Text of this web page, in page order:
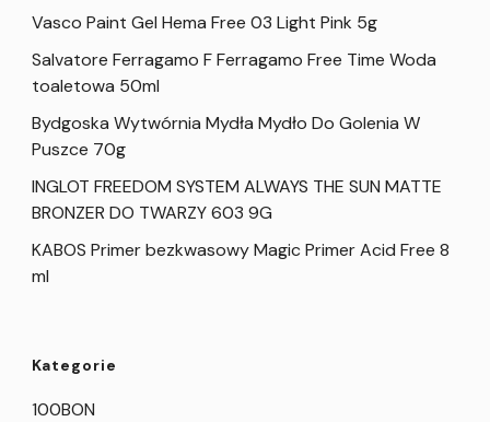
Vasco Paint Gel Hema Free 03 Light Pink 5g
Salvatore Ferragamo F Ferragamo Free Time Woda
toaletowa 50ml
Bydgoska Wytwórnia Mydła Mydło Do Golenia W
Puszce 70g
INGLOT FREEDOM SYSTEM ALWAYS THE SUN MATTE
BRONZER DO TWARZY 603 9G
KABOS Primer bezkwasowy Magic Primer Acid Free 8
ml
Kategorie
100BON